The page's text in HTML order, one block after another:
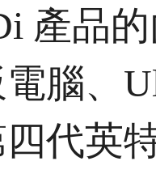
產品
腦、
四代英